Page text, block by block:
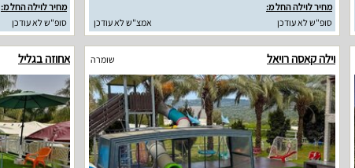
מחיר לוילה החל מ:
סופ"ש לא עודכן
אמצ"ש לא עודכן
מחיר לוילה החל מ:
סופ"ש לא עודכן
וילה קאסה רויאל שומרה אחוזה בגליל